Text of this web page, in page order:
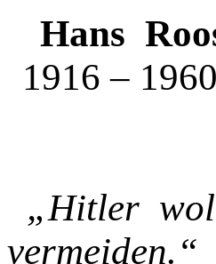
Hans
1916 –
„Hitler
vermeiden.“